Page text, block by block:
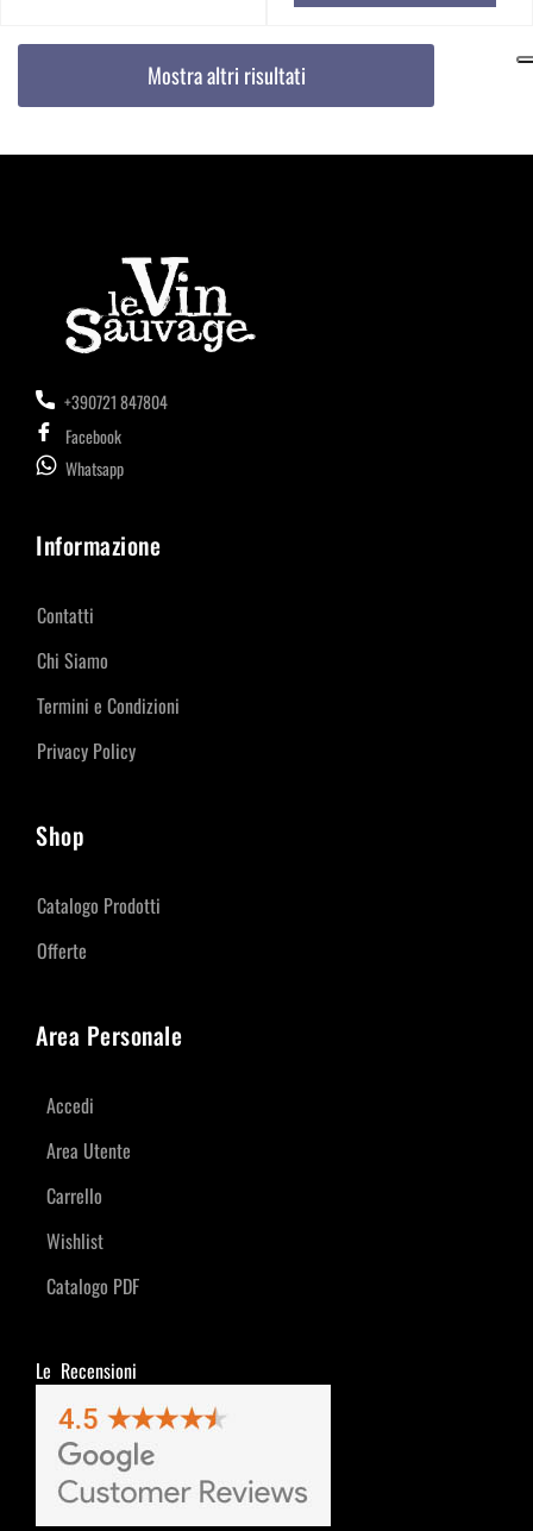
Mostra altri risultati
+390721 847804
Facebook
Whatsapp
Informazione
Contatti
Chi Siamo
Termini e Condizioni
Privacy Policy
Shop
Catalogo Prodotti
Offerte
Area Personale
Accedi
Area Utente
Carrello
Wishlist
Catalogo PDF
Le Recensioni